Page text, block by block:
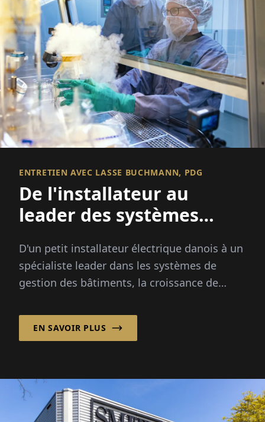
ENTRETIEN AVEC LASSE BUCHMANN, PDG
De l'installateur au
leader des systèmes
D'un petit installateur électrique danois à un
spécialiste leader dans les systèmes de
gestion des bâtiments, la croissance de
croissante...
EN SAVOIR PLUS